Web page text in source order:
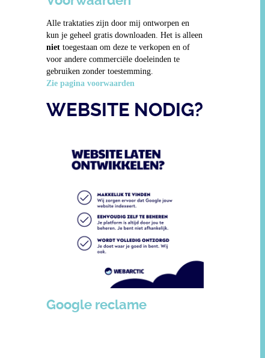
Alle traktaties zijn door mij ontworpen en
kun je geheel gratis downloaden. Het is alleen
niettoegestaan om deze te verkopen en of
voor andere commerciële doeleinden te
gebruiken zonder toestemming.
Zie pagina voorwaarden
WEBSITE NODIG?
Google reclame